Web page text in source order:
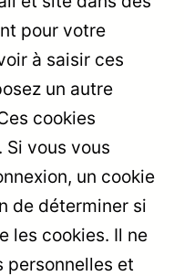
pour votre
à saisir ces
un autre
cookies
Si vous vous
un cookie
de déterminer si
les cookies. Il ne
personnelles et